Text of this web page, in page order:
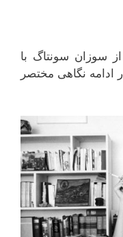
سوزان سونتاگ با
ادامه نگاهی مختصر